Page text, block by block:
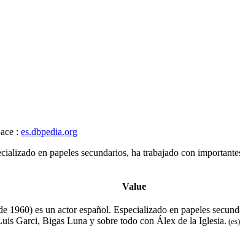
: es.dbpedia.org
en papeles secundarios, ha trabajado con
Value
es un actor español. Especializado en papeles
Garci, Bigas Luna y sobre todo con Álex de la Iglesia. (es)